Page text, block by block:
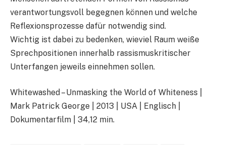
verantwortungsvoll begegnen können und welche
Reflexionsprozesse dafür notwendig sind.
Wichtig ist dabei zu bedenken, wieviel Raum weiße
Sprechpositionen innerhalb rassismuskritischer
Unterfangen jeweils einnehmen sollen.
Whitewashed – Unmasking the World of Whiteness |
Mark Patrick George | 2013 | USA | Englisch |
Dokumentarfilm | 34,12 min.